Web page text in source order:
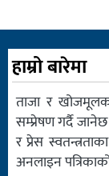
हाम्रो बारेमा
ताजा र खोजमूलक
सम्प्रेषण गर्दै
र प्रेस
अनलाइन